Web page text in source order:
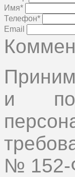
Имя*
Телефон*
Email
и
№ 152-